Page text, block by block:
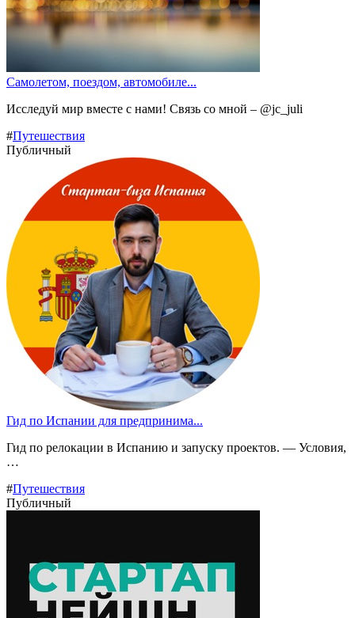
Самолетом, поездом, автомобиле...
Исследуй мир вместе с нами! Связь со мной – @jc_juli
#Путешествия
Публичный
Гид по Испании для предпринима...
Гид по релокации в Испанию и запуску проектов. — Условия,
…
#Путешествия
Публичный